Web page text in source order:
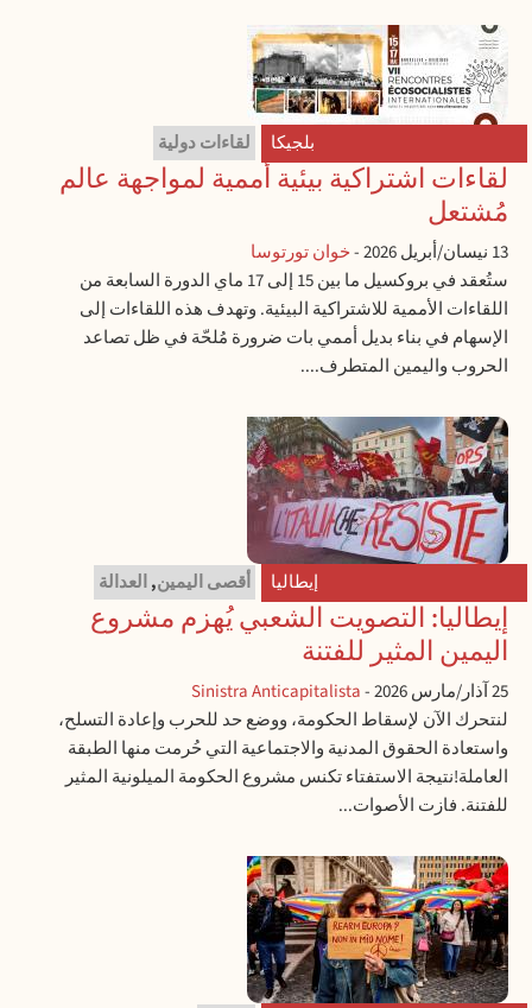
بلجيكا لقاءات دولية
لقاءات اشتراكية بيئية أممية لمواجهة عالم
مُشتعل
13 نيسان/أبريل 2026 -خوان تورتوسا
ستُعقد في بروكسيل ما بين 15 إلى 17 ماي الدورة السابعة من
اللقاءات الأممية للاشتراكية البيئية. وتهدف هذه اللقاءات إلى
الإسهام في بناء بديل أممي بات ضرورة مُلحّة في ظل تصاعد
الحروب واليمين المتطرف....
إيطاليا أقصى اليمين,العدالة
إيطاليا: التصويت الشعبي يُهزم مشروع
اليمين المثير للفتنة
25 آذار/مارس 2026 -
Sinistra Anticapitalista
لنتحرك الآن لإسقاط الحكومة، ووضع حد للحرب وإعادة التسلح،
واستعادة الحقوق المدنية والاجتماعية التي حُرمت منها الطبقة
العاملة!نتيجة الاستفتاء تكنس مشروع الحكومة الميلونية المثير
للفتنة. فازت الأصوات...